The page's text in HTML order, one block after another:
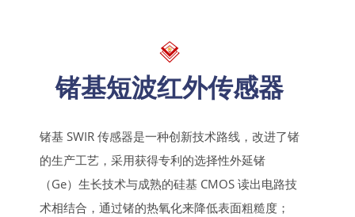
锗基短波红外传感器
锗基 SWIR 传感器是一种创新技术路线，改进了锗
的生产工艺，采用获得专利的选择性外延锗
（Ge）生长技术与成熟的硅基 CMOS 读出电路技
术相结合，通过锗的热氧化来降低表面粗糙度；